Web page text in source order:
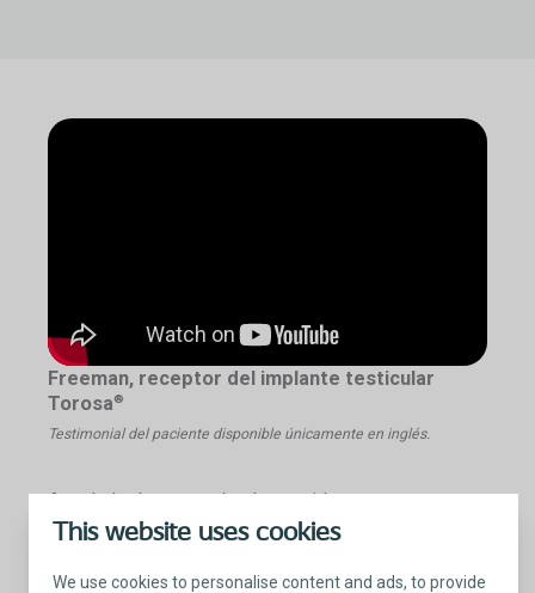
This website uses cookies
We use cookies to personalise content and ads, to provide
Freeman, receptor del implante testicular
Torosa®
Testimonial del paciente disponible únicamente en inglés.
A su lado durante todo el recorrido
Si tiene alguna de estas inquietudes, o le preocupa
contra el cáncer, es importante saber que